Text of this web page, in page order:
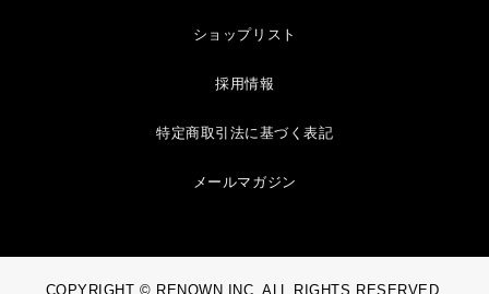
ショップリスト
採用情報
特定商取引法に基づく表記
メールマガジン
COPYRIGHT © RENOWN INC. ALL RIGHTS RESERVED.